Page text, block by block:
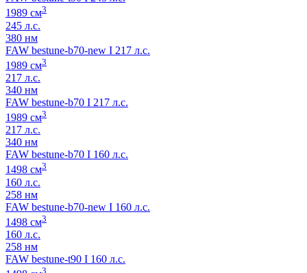
1989 см3
245 л.с.
380 нм
FAW bestune-b70-new I 217 л.с.
1989 см3
217 л.с.
340 нм
FAW bestune-b70 I 217 л.с.
1989 см3
217 л.с.
340 нм
FAW bestune-b70 I 160 л.с.
1498 см3
160 л.с.
258 нм
FAW bestune-b70-new I 160 л.с.
1498 см3
160 л.с.
258 нм
FAW bestune-t90 I 160 л.с.
3